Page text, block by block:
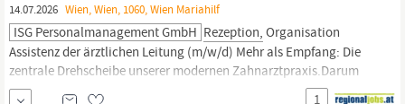
14.07.2026 Wien, Wien, 1060, Wien Mariahilf
ISG Personalmanagement GmbH Rezeption, Organisation
Assistenz der ärztlichen Leitung (m/w/d) Mehr als Empfang: Die
zentrale Drehscheibe unserer modernen Zahnarztpraxis.Darum
willst du bei uns starten! Seit 10 Jahren zählt Dentalia zu den
1